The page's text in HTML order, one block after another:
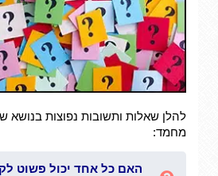
להלן שאלות ותשובות נפוצות בנושא
מחמד:
האם כל אחד יכול פשוט